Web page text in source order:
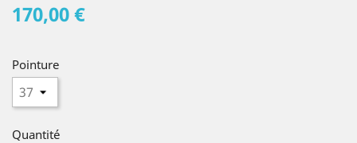
170,00 €
Pointure
Quantité